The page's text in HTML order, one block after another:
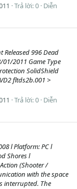
Trả lời: 0 Diễn
Released 996 Dead
01/2011 Game Type
SolidShield
fltds2b.001 >
Trả lời: 0 Diễn
l Platform: PC l
Shores l
(Shooter /
with the space
interrupted. The